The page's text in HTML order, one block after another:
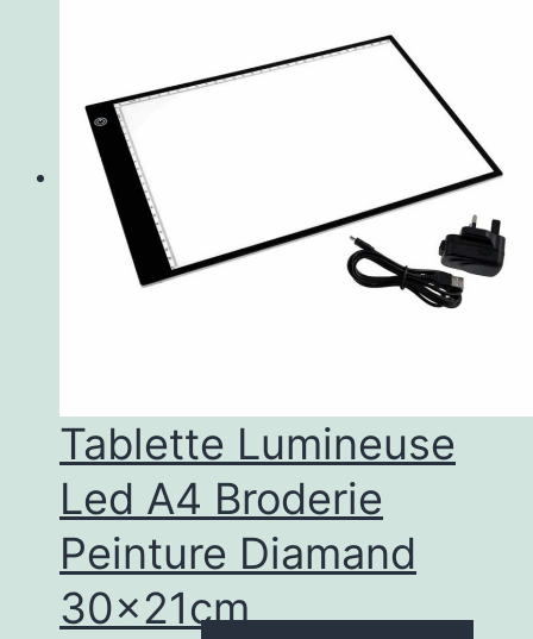
Tablette Lumineuse
Led A4 Broderie
Peinture Diamand
30x21cm